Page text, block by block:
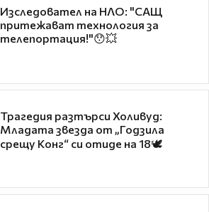
Изследовател на НЛО: "САЩ
притежават технология за
телепортация!"😯💥
Трагедия разтърси Холивуд:
Младата звезда от „Годзила
срещу Конг“ си отиде на 18🕊️